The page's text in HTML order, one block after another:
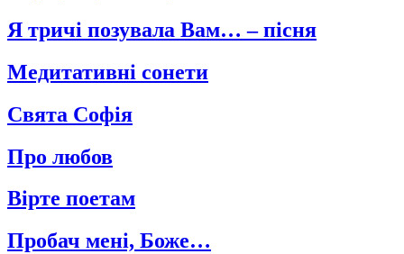
Я тричі позувала Вам… – пісня
Медитативні сонети
Свята Софія
Про любов
Вірте поетам
Пробач мені, Боже…